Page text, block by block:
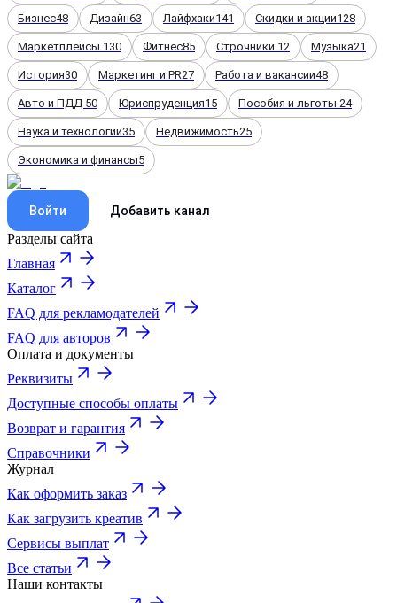
Бизнес48 Дизайн63 Лайфхаки141 Скидки и акции128
Маркетплейсы 130 Фитнес85 Строчники 12 Музыка21
История30 Маркетинг и PR27 Работа и вакансии48
Авто и ПДД 50 Юриспруденция15 Пособия и льготы 24
Наука и технологии35 Недвижимость25
Экономика и финансы5
Войти Добавить канал
Разделы сайта
Главная
Каталог
FAQ для рекламодателей
FAQ для авторов
Оплата и документы
Реквизиты
Доступные способы оплаты
Возврат и гарантия
Справочники
Журнал
Как оформить заказ
Как загрузить креатив
Сервисы выплат
Все статьи
Наши контакты